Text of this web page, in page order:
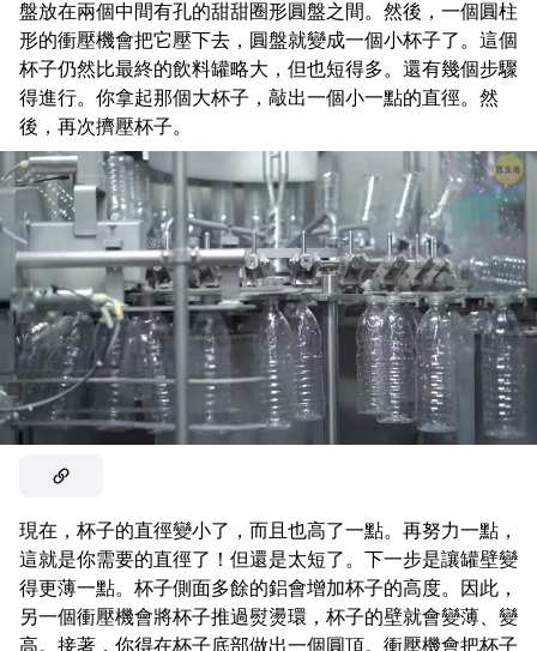
盤放在兩個中間有孔的甜甜圈形圓盤之間。然後，一個圓柱
形的衝壓機會把它壓下去，圓盤就變成一個小杯子了。這個
杯子仍然比最終的飲料罐略大，但也短得多。還有幾個步驟
得進行。你拿起那個大杯子，敲出一個小一點的直徑。然
後，再次擠壓杯子。
現在，杯子的直徑變小了，而且也高了一點。再努力一點，
這就是你需要的直徑了！但還是太短了。下一步是讓罐壁變
得更薄一點。杯子側面多餘的鋁會增加杯子的高度。因此，
另一個衝壓機會將杯子推過熨燙環，杯子的壁就會變薄、變
高。接著，你得在杯子底部做出一個圓頂。衝壓機會把杯子